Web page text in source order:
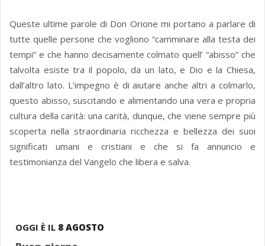
Queste ultime parole di Don Orione mi portano a parlare di
tutte quelle persone che vogliono “camminare alla testa dei
tempi” e che hanno decisamente colmato quell’ “abisso” che
talvolta esiste tra il popolo, da un lato, e Dio e la Chiesa,
dall’altro lato. L’impegno è di aiutare anche altri a colmarlo,
questo abisso, suscitando e alimentando una vera e propria
cultura della carità: una carità, dunque, che viene sempre più
scoperta nella straordinaria ricchezza e bellezza dei suoi
significati umani e cristiani e che si fa annuncio e
testimonianza del Vangelo che libera e salva.
OGGI È IL 8 AGOSTO